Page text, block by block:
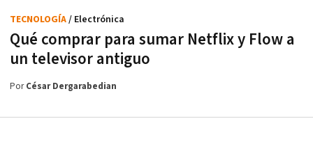
Qué comprar para sumar Netflix y Flow a
un televisor antiguo
TECNOLOGÍA/ Electrónica
PorCésar Dergarabedian